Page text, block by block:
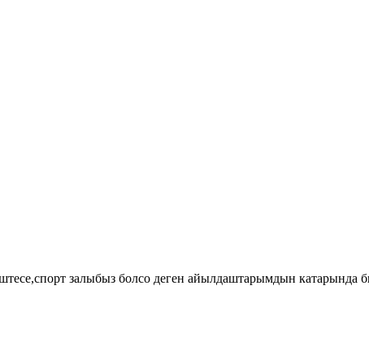
залыбыз болсо деген айылдаштарымдын катарында